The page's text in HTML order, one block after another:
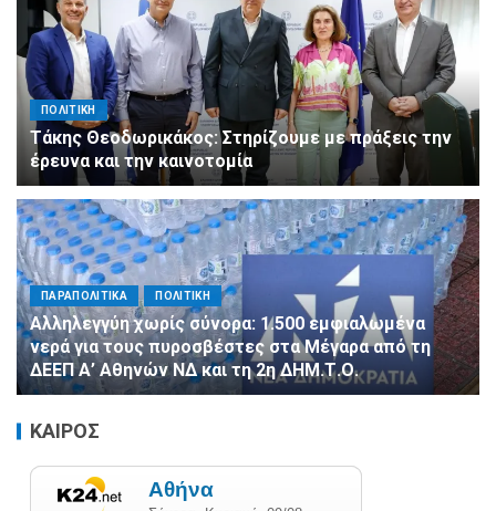
ΠΟΛΙΤΙΚΗ
Τάκης Θεοδωρικάκος: Στηρίζουμε με πράξεις την
έρευνα και την καινοτομία
ΠΑΡΑΠΟΛΙΤΙΚΑ ΠΟΛΙΤΙΚΗ
Αλληλεγγύη χωρίς σύνορα: 1.500 εμφιαλωμένα
νερά για τους πυροσβέστες στα Μέγαρα από τη
ΔΕΕΠ Α’ Αθηνών ΝΔ και τη 2η ΔΗΜ.Τ.Ο.
ΚΑΙΡΟΣ